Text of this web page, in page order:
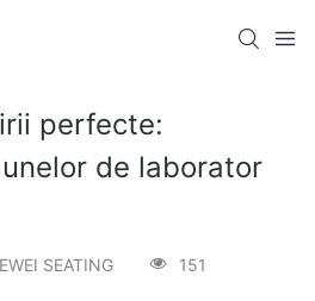
perfecte:
de laborator
SEATING 151